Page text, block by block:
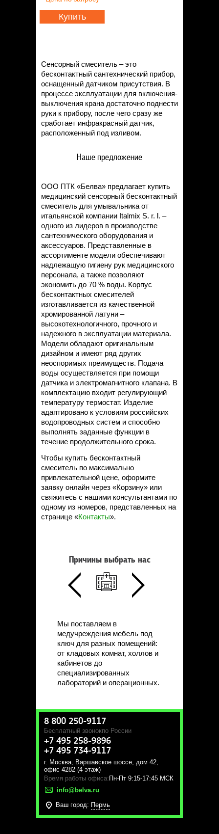
Статьи
Контакты
Купить
Сенсорный смеситель – это
бесконтактный сантехнический прибор,
оснащенный датчиком присутствия. В
процессе эксплуатации для включения-
выключения крана достаточно поднести
руки к прибору, после чего сразу же
сработает инфракрасный датчик,
расположенный под изливом.
Наше предложение
ООО ПТК «Белва» предлагает купить
медицинский сенсорный бесконтактный
смеситель для умывальника от
итальянской компании Italmix S. r. l. –
одного из лидеров в производстве
сантехнического оборудования и
аксессуаров. Представленные в
ассортименте модели обеспечивают
надлежащую гигиену рук медицинского
персонала, а также позволяют
экономить до 70 % воды. Корпус
бесконтактных смесителей
изготавливается из качественной
хромированной латуни –
высокотехнологичного, прочного и
надежного в эксплуатации материала.
Модели обладают оригинальным
дизайном и имеют ряд других
неоспоримых преимуществ. Подача
воды осуществляется при помощи
датчика и электромагнитного клапана. В
комплектацию входит регулирующий
температуру термостат. Изделие
адаптировано к условиям российских
водопроводных систем и способно
выполнять заданные функции в
течение продолжительного срока.
Чтобы купить бесконтактный
смеситель по максимально
привлекательной цене, оформите
заявку онлайн через «Корзину» или
свяжитесь с нашими консультантами по
одному из номеров, представленных на
странице «Контакты».
Причины выбрать нас
Мы поставляем в
медучреждения мебель под
ключ для разных помещений:
от кладовых комнат, холлов и
кабинетов до
специализированных
лабораторий и операционных.
8 800 250-9117
Бесплатный звонокпо России
+7 495 258-9896
+7 495 734-9117
г. Москва, Варшавское шоссе, дом 42,
офис 4282 (4 этаж)
Время работы офиса: Пн-Пт 9:15-17:45 МСК
info@belva.ru
Ваш город: Пермь